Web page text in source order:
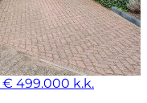
€ 499.000 k.k.